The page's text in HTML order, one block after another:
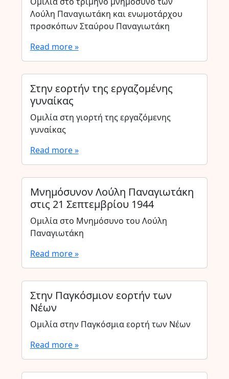
Λούλη Παναγιωτάκη και ενωμοτάρχου
προσκόπων Σταύρου Παναγιωτάκη
Read more »
Στην εορτήν της εργαζομένης
γυναίκας
Ομιλία στη γιορτή της εργαζόμενης
γυναίκας
Read more »
Μνημόσυνον Λούλη Παναγιωτάκη
στις 21 Σεπτεμβρίου 1944
Ομιλία στο Μνημόσυνο του Λούλη
Παναγιωτάκη
Read more »
Στην Παγκόσμιον εορτήν των
Νέων
Ομιλία στην Παγκόσμια εορτή των Νέων
Read more »